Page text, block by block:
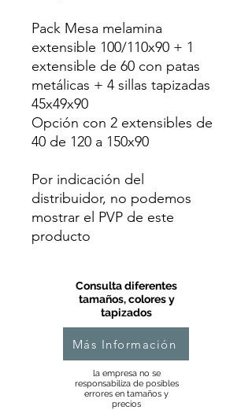
Pack Mesa melamina
extensible 100/110x90 + 1
extensible de 60 con patas
metálicas + 4 sillas tapizadas
45x49x90
Opción con 2 extensibles de
40 de 120 a 150x90
Por indicación del
distribuidor, no podemos
mostrar el PVP de este
producto
Consulta diferentes
tamaños, colores y
tapizados
Más Información
la empresa no se
responsabiliza de posibles
errores en tamaños y
precios